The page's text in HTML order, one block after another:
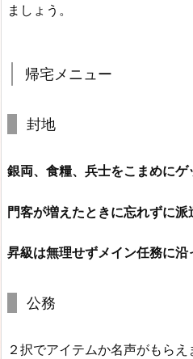
ましょう。
帰宅メニュー
封地
銀両、食糧、兵士をこまめにゲ
門客が増えたときに忘れずに派
昇級は無理せずメイン任務に沿
公務
２択でアイテムか名声がもら